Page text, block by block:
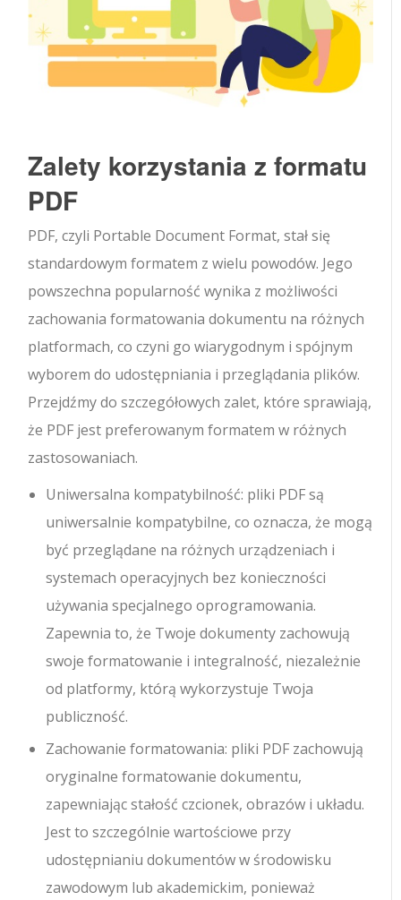
Zalety korzystania z formatu
PDF
PDF, czyli Portable Document Format, stał się
standardowym formatem z wielu powodów. Jego
powszechna popularność wynika z możliwości
zachowania formatowania dokumentu na różnych
platformach, co czyni go wiarygodnym i spójnym
wyborem do udostępniania i przeglądania plików.
Przejdźmy do szczegółowych zalet, które sprawiają,
że PDF jest preferowanym formatem w różnych
zastosowaniach.
Uniwersalna kompatybilność: pliki PDF są
uniwersalnie kompatybilne, co oznacza, że mogą
być przeglądane na różnych urządzeniach i
systemach operacyjnych bez konieczności
używania specjalnego oprogramowania.
Zapewnia to, że Twoje dokumenty zachowują
swoje formatowanie i integralność, niezależnie
od platformy, którą wykorzystuje Twoja
publiczność.
Zachowanie formatowania: pliki PDF zachowują
oryginalne formatowanie dokumentu,
zapewniając stałość czcionek, obrazów i układu.
Jest to szczególnie wartościowe przy
udostępnianiu dokumentów w środowisku
zawodowym lub akademickim, ponieważ